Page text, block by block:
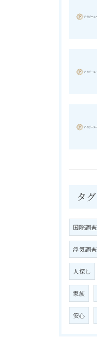
タグ
国際調査
浮気調査
人探し
家族
安心